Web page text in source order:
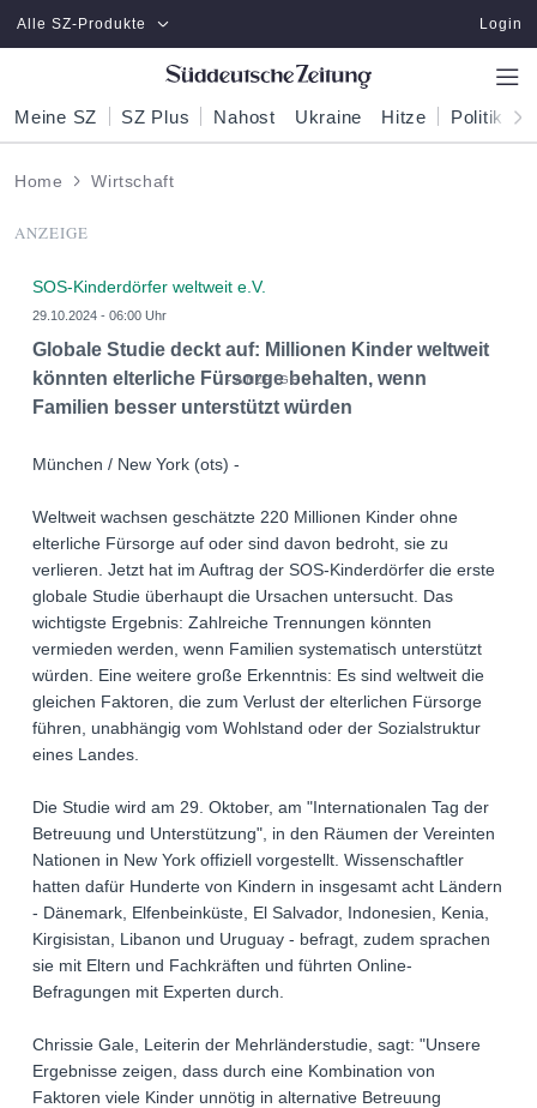
Zum Hauptinhalt springen
Alle SZ-Produkte Login
Meine SZ SZ Plus Nahost Ukraine Hitze Politik
Home Wirtschaft
ANZEIGE
SOS-Kinderdörfer weltweit e.V.
29.10.2024 - 06:00 Uhr
Globale Studie deckt auf: Millionen Kinder weltweit
könnten elterliche Fürsorge behalten, wenn
Familien besser unterstützt würden
München / New York (ots) -
Weltweit wachsen geschätzte 220 Millionen Kinder ohne
elterliche Fürsorge auf oder sind davon bedroht, sie zu
verlieren. Jetzt hat im Auftrag der SOS-Kinderdörfer die erste
globale Studie überhaupt die Ursachen untersucht. Das
wichtigste Ergebnis: Zahlreiche Trennungen könnten
vermieden werden, wenn Familien systematisch unterstützt
würden. Eine weitere große Erkenntnis: Es sind weltweit die
gleichen Faktoren, die zum Verlust der elterlichen Fürsorge
führen, unabhängig vom Wohlstand oder der Sozialstruktur
eines Landes.
Die Studie wird am 29. Oktober, am "Internationalen Tag der
Betreuung und Unterstützung", in den Räumen der Vereinten
Nationen in New York offiziell vorgestellt. Wissenschaftler
hatten dafür Hunderte von Kindern in insgesamt acht Ländern
- Dänemark, Elfenbeinküste, El Salvador, Indonesien, Kenia,
Kirgisistan, Libanon und Uruguay - befragt, zudem sprachen
sie mit Eltern und Fachkräften und führten Online-
Befragungen mit Experten durch.
Chrissie Gale, Leiterin der Mehrländerstudie, sagt: "Unsere
Ergebnisse zeigen, dass durch eine Kombination von
Faktoren viele Kinder unnötig in alternative Betreuung